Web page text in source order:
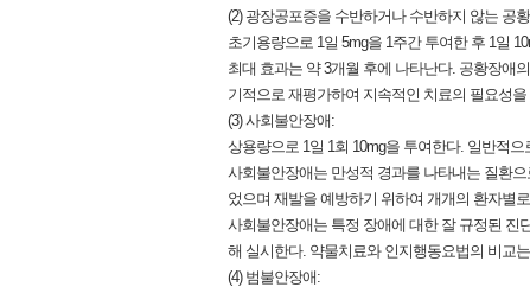
(2) 광장공포증을 수반하거나 수반하지 않는 공
초기용량으로 1일 5mg을 1주간 투여한 후 1일
최대 효과는 약 3개월 후에 나타난다. 공황장애
기적으로 재평가하여 지속적인 치료의 필요성
(3) 사회불안장애:
상용량으로 1일 1회 10mg을 투여한다. 일반적
사회불안장애는 만성적 경과를 나타내는 질환
었으며 재발을 예방하기 위하여 개개의 환자별
사회불안장애는 특정 장애에 대한 잘 규정된 진
해 실시한다. 약물치료와 인지행동요법의 비교
(4) 범불안장애: